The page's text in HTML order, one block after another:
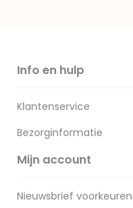
Info en hulp
Klantenservice
Bezorginformatie
Mijn account
Nieuwsbrief voorkeuren